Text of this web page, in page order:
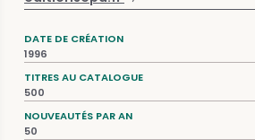
DATE DE CRÉATION
1996
TITRES AU CATALOGUE
500
NOUVEAUTÉS PAR AN
50